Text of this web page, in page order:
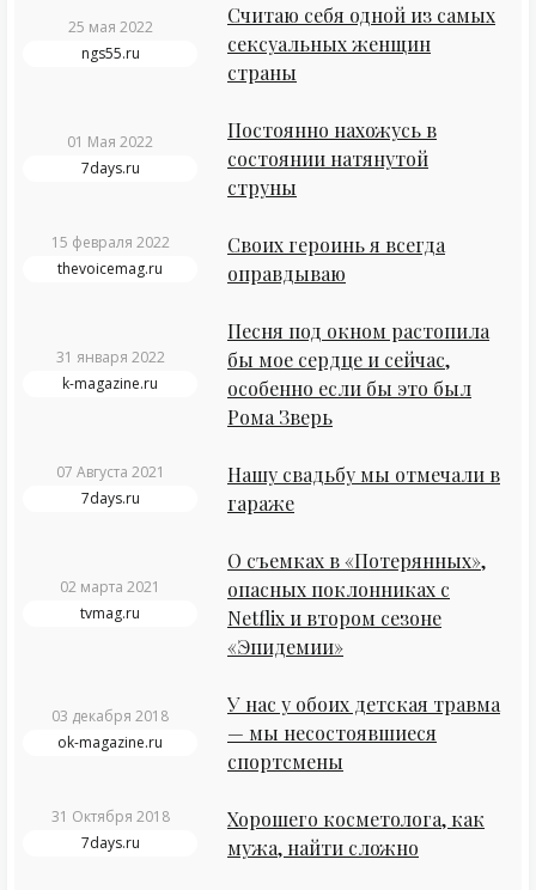
25 мая 2022
ngs55.ru
Считаю себя одной из самых
сексуальных женщин
страны
01 Мая 2022
7days.ru
Постоянно нахожусь в
состоянии натянутой
струны
15 февраля 2022
thevoicemag.ru
Своих героинь я всегда
оправдываю
31 января 2022
k-magazine.ru
Песня под окном растопила
бы мое сердце и сейчас,
особенно если бы это был
Рома Зверь
07 Августа 2021
7days.ru
Нашу свадьбу мы отмечали в
гараже
02 марта 2021
tvmag.ru
О съемках в «Потерянных»,
опасных поклонниках с
Netflix и втором сезоне
«Эпидемии»
03 декабря 2018
ok-magazine.ru
У нас у обоих детская травма
— мы несостоявшиеся
спортсмены
31 Октября 2018
7days.ru
Хорошего косметолога, как
мужа, найти сложно